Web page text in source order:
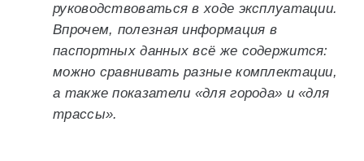
руководствоваться в ходе эксплуатации.
Впрочем, полезная информация в
паспортных данных всё же содержится:
можно сравнивать разные комплектации,
а также показатели «для города» и «для
трассы».